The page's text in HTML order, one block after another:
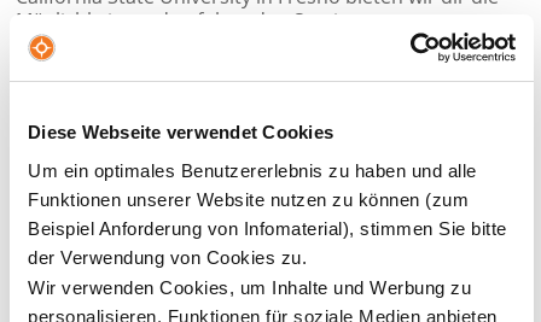
Diese Webseite verwendet Cookies
Um ein optimales Benutzererlebnis zu haben und alle
Funktionen unserer Website nutzen zu können (zum
Beispiel Anforderung von Infomaterial), stimmen Sie bitte
der Verwendung von Cookies zu.
Wir verwenden Cookies, um Inhalte und Werbung zu
personalisieren, Funktionen für soziale Medien anbieten
Möglichkeit, an den folgenden Seminaren
teilzunehmen:
Forensic Evidence and Analysis(CRIM113)
August-Oktober 2026
Der Kurs vermittelt grundlegende Kenntnisse zur
forensischen Beweissicherung und Tatortarbeit, mit
Schwerpunkt auf wissenschaftlich geprüften und
zuverlässigen Methoden. Behandelt werden das
Erkennen, Dokumentieren, Sichern, Aufbereiten und
Analysieren von Spuren. Zudem werden ethische